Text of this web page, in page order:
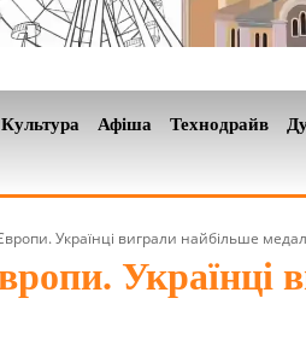
Культура Афіша Технодрайв
Українці виграли найбільше
Українці